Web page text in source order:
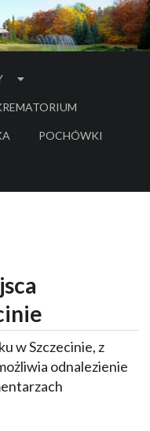
POCHÓWKI
- LINK DO SERWISU
w Szczecinie, z
odnalezienie